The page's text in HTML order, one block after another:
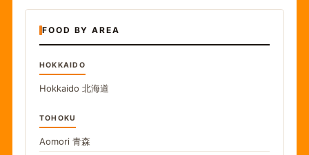
FOOD BY AREA
HOKKAIDO
Hokkaido 北海道
TOHOKU
Aomori 青森